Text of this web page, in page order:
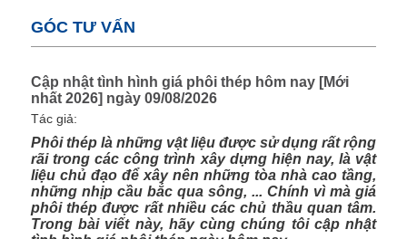
GÓC TƯ VẤN
Cập nhật tình hình giá phôi thép hôm nay [Mới
nhất 2026] ngày 09/08/2026
Tác giả:
Phôi thép là những vật liệu được sử dụng rất rộng
rãi trong các công trình xây dựng hiện nay, là vật
liệu chủ đạo để xây nên những tòa nhà cao tầng,
những nhịp cầu bắc qua sông, ... Chính vì mà giá
phôi thép được rất nhiều các chủ thầu quan tâm.
Trong bài viết này, hãy cùng chúng tôi cập nhật